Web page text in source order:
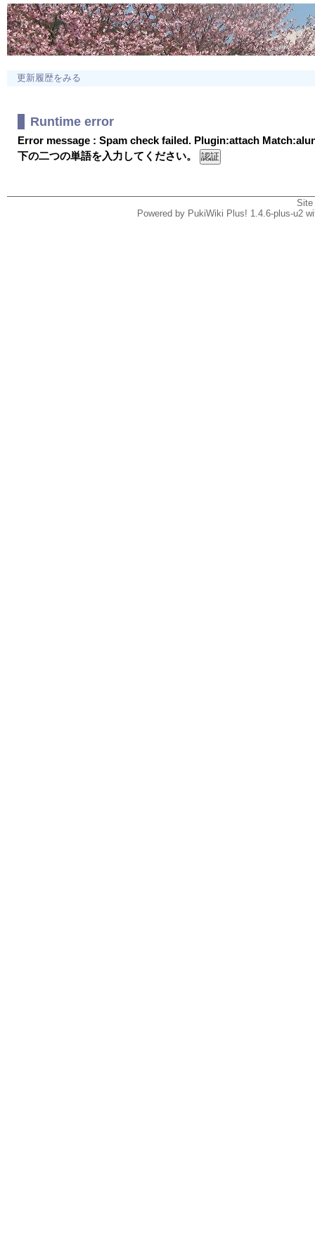
更新履歴をみる
Runtime error
Error message : Spam check failed. Plugin:attach
下の二つの単語を入力してください。
Powered by PukiWiki Plus! 1.4.6-plus-u2